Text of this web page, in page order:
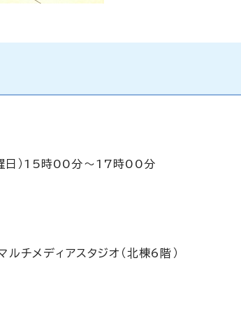
日）15時00分～17時00分
チメディアスタジオ（北棟6階）